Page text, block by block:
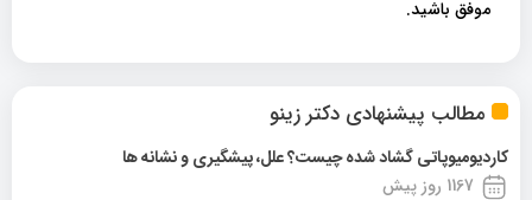
مطالب پیشنهادی دکتر زینو
کاردیومیوپاتی گشاد شده چیست؟ علل، پیشگیری و نشانه ها
1167 روز پیش
موفق باشید.